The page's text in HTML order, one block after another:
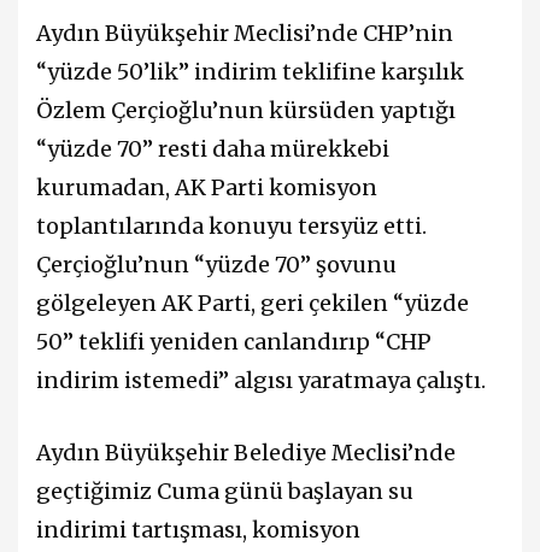
Aydın Büyükşehir Meclisi’nde CHP’nin
“yüzde 50’lik” indirim teklifine karşılık
Özlem Çerçioğlu’nun kürsüden yaptığı
“yüzde 70” resti daha mürekkebi
kurumadan, AK Parti komisyon
toplantılarında konuyu tersyüz etti.
Çerçioğlu’nun “yüzde 70” şovunu
gölgeleyen AK Parti, geri çekilen “yüzde
50” teklifi yeniden canlandırıp “CHP
indirim istemedi” algısı yaratmaya çalıştı.
Aydın Büyükşehir Belediye Meclisi’nde
geçtiğimiz Cuma günü başlayan su
indirimi tartışması, komisyon